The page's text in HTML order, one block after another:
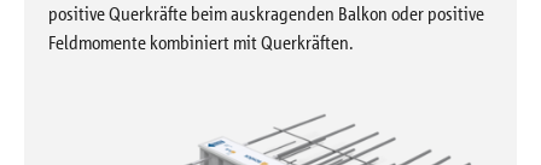
Digitale Lösungen
positive Querkräfte beim auskragenden Balkon oder positive
Feldmomente kombiniert mit Querkräften.